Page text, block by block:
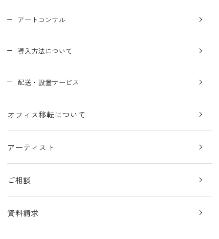
アートコンサル
導入方法について
配送・設置サービス
オフィス移転について
アーティスト
ご相談
資料請求